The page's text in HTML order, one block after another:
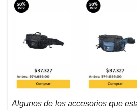
Algunos de los accesorios que